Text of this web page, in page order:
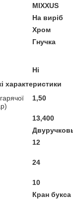
MIXXUS
На виріб
Хром
Гнучка
Ні
характеристики
1,50
13,400
12
24
10
Кран букса